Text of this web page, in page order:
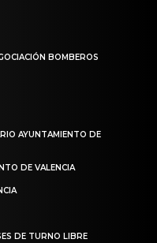
BOMBEROS
AYUNTAMIENTO DE
DE VALENCIA
DE TURNO LIBRE